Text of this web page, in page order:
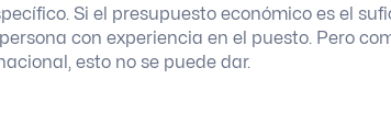
Si el presupuesto económico es el
con experiencia en el puesto. Pero
esto no se puede dar.